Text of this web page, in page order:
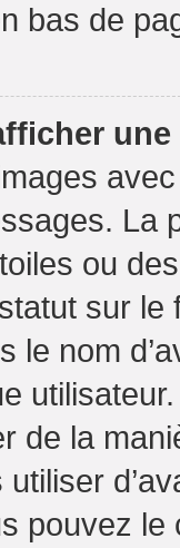
bas de
La
ou
sur
le nom
utilisateur.
de la
pouvez